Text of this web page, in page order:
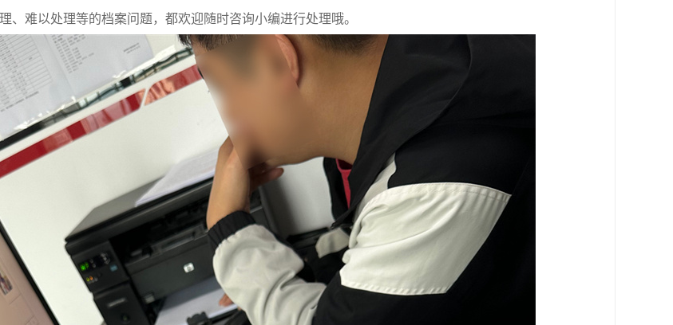
、难以处理等的档案问题，都欢迎随时咨询小编进行处理哦。